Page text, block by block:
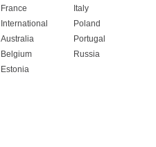
France
International
Australia
Belgium
Estonia
Italy
Poland
Portugal
Russia